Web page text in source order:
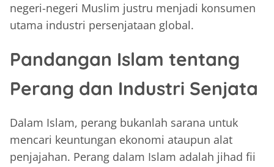
negeri-negeri Muslim justru menjadi konsumen
utama industri persenjataan global.
Pandangan Islam tentang
Perang dan Industri Senjata
Dalam Islam, perang bukanlah sarana untuk
mencari keuntungan ekonomi ataupun alat
penjajahan. Perang dalam Islam adalah jihad fii